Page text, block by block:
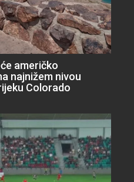
američko
najnižem nivou
Colorado